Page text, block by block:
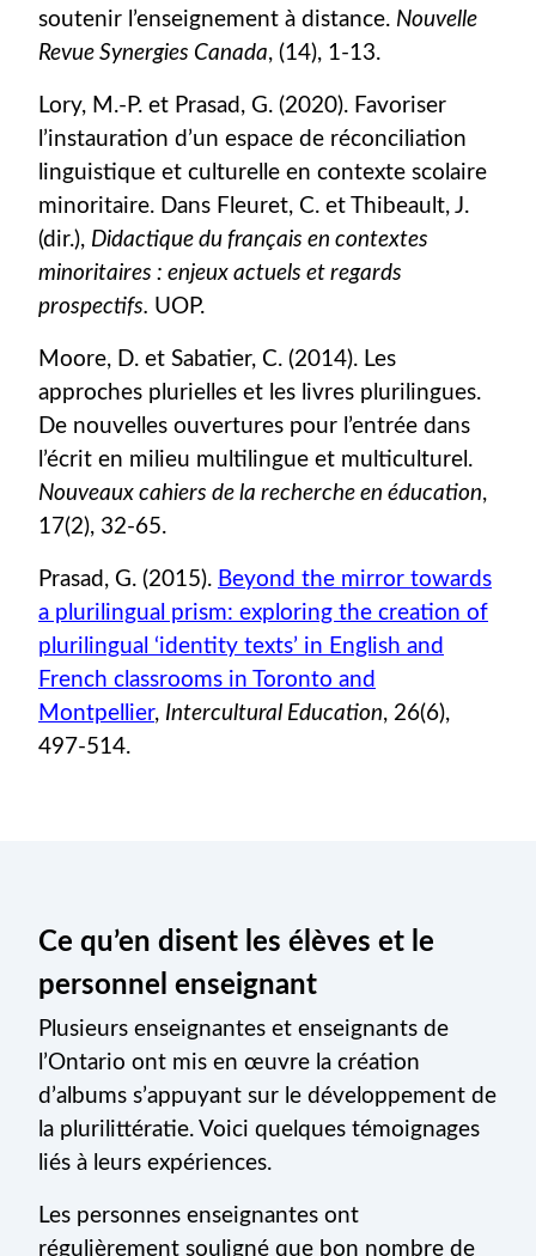
soutenir l’enseignement à distance. Nouvelle
Revue Synergies Canada, (14), 1-13.
Lory, M.-P. et Prasad, G. (2020). Favoriser
l’instauration d’un espace de réconciliation
linguistique et culturelle en contexte scolaire
minoritaire. Dans Fleuret, C. et Thibeault, J.
(dir.), Didactique du français en contextes
minoritaires : enjeux actuels et regards
prospectifs. UOP.
Moore, D. et Sabatier, C. (2014). Les
approches plurielles et les livres plurilingues.
De nouvelles ouvertures pour l’entrée dans
l’écrit en milieu multilingue et multiculturel.
Nouveaux cahiers de la recherche en éducation,
17(2), 32-65.
Prasad, G. (2015). Beyond the mirror towards
a plurilingual prism: exploring the creation of
plurilingual ‘identity texts’ in English and
French classrooms in Toronto and
Montpellier, Intercultural Education, 26(6),
497-514.
Ce qu’en disent les élèves et le
personnel enseignant
Plusieurs enseignantes et enseignants de
l’Ontario ont mis en œuvre la création
d’albums s’appuyant sur le développement de
la plurilittératie. Voici quelques témoignages
liés à leurs expériences.
Les personnes enseignantes ont
régulièrement souligné que bon nombre de